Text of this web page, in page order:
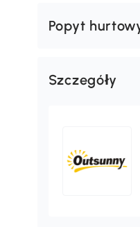
Popyt
Szczegóły